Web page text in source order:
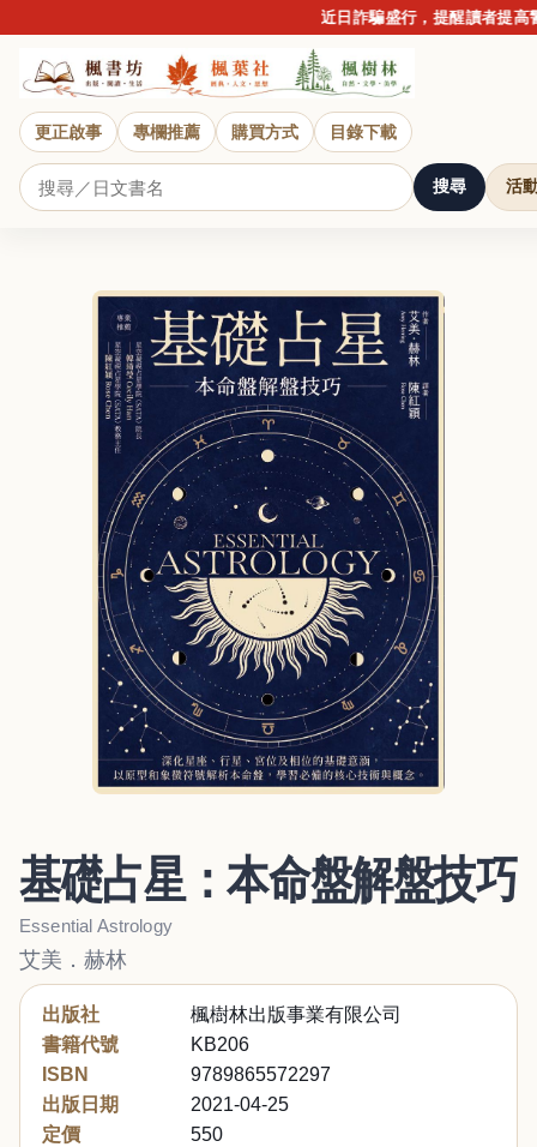
近日詐騙盛行，提醒讀者提高警覺
更正啟事 專欄推薦 購買方式 目錄下載
搜尋 活
基礎占星：本命盤解盤技巧
Essential Astrology
艾美．赫林
出版社
楓樹林出版事業有限公司
書籍代號
KB206
ISBN
9789865572297
出版日期
2021-04-25
定價
550